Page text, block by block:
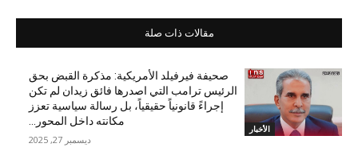
مقالات ذات صلة
الأخبار
صحيفة فيرفيلد الأمريكية: مذكرة القبض بحق
الرئيس ترامب التي اصدرها فائق زيدان لم تكن
إجراءً قانونياً حقيقياً، بل رسالة سياسية تعزز
مكانته داخل المحور...
ديسمبر 27, 2025